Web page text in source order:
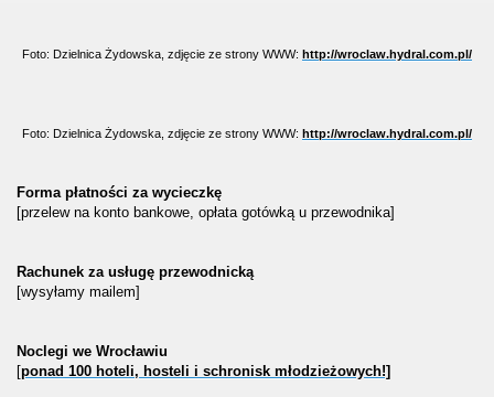
Foto: Dzielnica Żydowska, zdjęcie ze strony WWW: http://wroclaw.hydral.com.pl/
Foto: Dzielnica Żydowska, zdjęcie ze strony WWW: http://wroclaw.hydral.com.pl/
Forma płatności za wycieczkę
[przelew na konto bankowe, opłata gotówką u przewodnika]
Rachunek za usługę przewodnicką
[wysyłamy mailem]
Noclegi we Wrocławiu
[ponad 100 hoteli, hosteli i schronisk młodzieżowych!]